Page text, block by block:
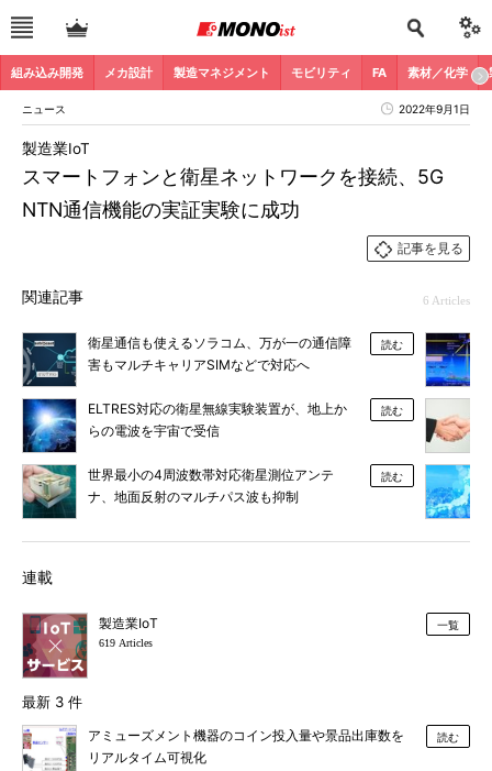
組み込み開発 メカ設計 製造マネジメント モビリティ FA 素材／化学
ニュース 2022年9月1日
スマートフォンと衛星ネットワークを接続、5G
NTN通信機能の実証実験に成功
製造業IoT
記事を見る
関連記事 6 Articles
衛星通信も使えるソラコム、万が一の通信障
害もマルチキャリアSIMなどで対応へ
読む
ELTRES対応の衛星無線実験装置が、地上か
らの電波を宇宙で受信
読む
世界最小の4周波数帯対応衛星測位アンテ
ナ、地面反射のマルチパス波も抑制
読む
連載
製造業IoT
619 Articles
一覧
最新 3 件
アミューズメント機器のコイン投入量や景品出庫数を
リアルタイム可視化
読む